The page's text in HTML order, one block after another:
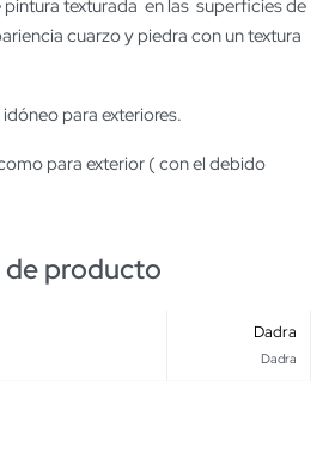
pintura texturada en las superficies de
cuarzo y piedra con un textura
para exteriores.
para exterior ( con el debido
producto
Dadra
Dadra